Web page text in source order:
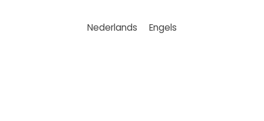
Nederlands Engels